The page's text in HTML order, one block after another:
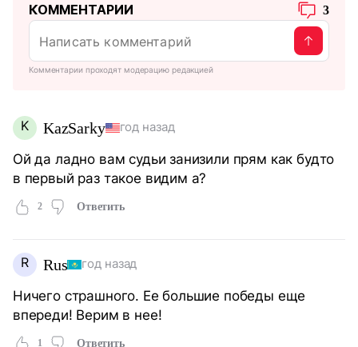
КОММЕНТАРИИ 3
Комментарии проходят модерацию редакцией
K KazSarky год назад
Ой да ладно вам судьи занизили прям как будто
в первый раз такое видим а?
2 Ответить
R Rus год назад
Ничего страшного. Ее большие победы еще
впереди! Верим в нее!
1 Ответить